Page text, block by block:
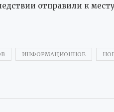
отправили к
ИНФОРМАЦИОННОЕ